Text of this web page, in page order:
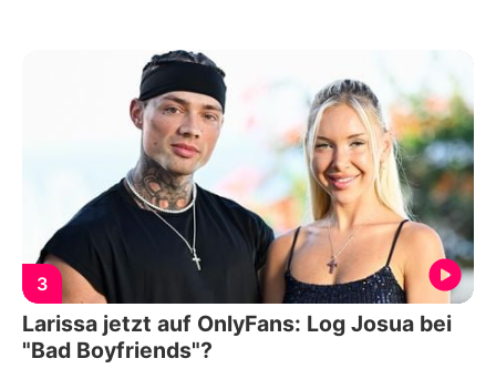
3
Larissa jetzt auf OnlyFans: Log Josua bei
"Bad Boyfriends"?